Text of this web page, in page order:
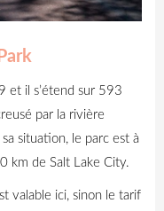
et il s’étend sur 593
par la rivière
situation, le parc est à
km de Salt Lake City.
valable ici, sinon le tarif